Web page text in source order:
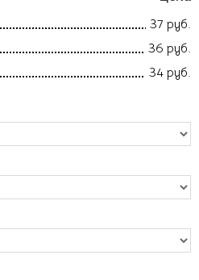
37 руб.
36 руб.
34 руб.